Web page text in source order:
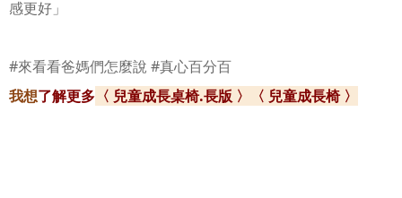
感更好」
#來看看爸媽們怎麼說 #真心百分百
我想了解更多 〈 兒童成長桌椅.長版 〉 〈 兒童成長椅 〉